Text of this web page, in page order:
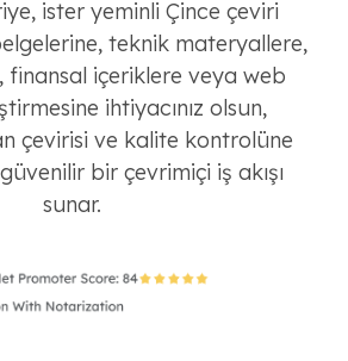
ister yeminli Çince çeviri
teknik materyallere,
finansal içeriklere veya web
ihtiyacınız olsun,
çevirisi ve kalite kontrolüne
güvenilir bir çevrimiçi iş akışı
sunar.